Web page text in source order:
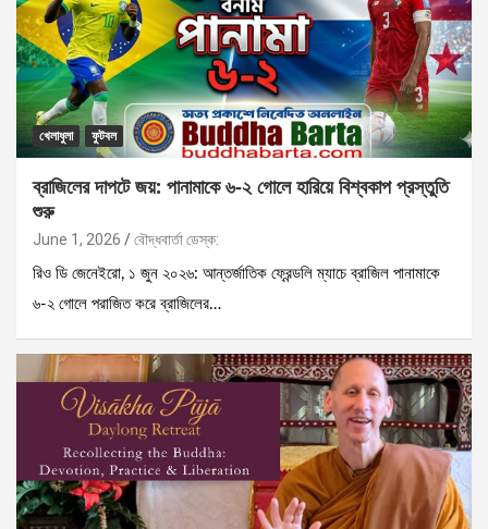
খেলাধুলা ফুটবল
ব্রাজিলের দাপটে জয়: পানামাকে ৬-২ গোলে হারিয়ে বিশ্বকাপ প্রস্তুতি
শুরু
June 1, 2026 বৌদ্ধবার্তা ডেস্ক:
রিও ডি জেনেইরো, ১ জুন ২০২৬: আন্তর্জাতিক ফ্রেন্ডলি ম্যাচে ব্রাজিল পানামাকে
৬-২ গোলে পরাজিত করে ব্রাজিলের…